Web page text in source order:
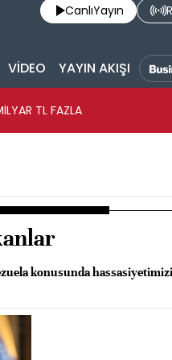
CanlıYayın
VİDEO YAYIN AKIŞI
TL FAZLA
konusunda